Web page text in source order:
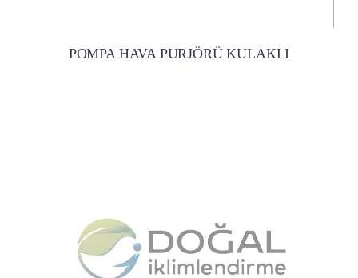
POMPA HAVA PURJÖRÜ KULAKLI